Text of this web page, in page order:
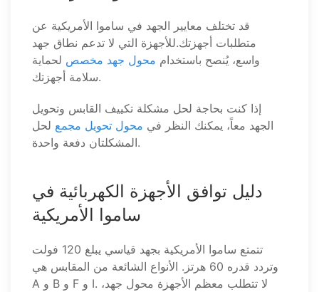
قد تختلف معايير الجهد في ساموا الأمريكية عن
متطلبات أجهزتك.للأجهزة التي لا تدعم نطاق جهد
واسع، يُنصح باستخدام محول جهد مخصص لحماية
سلامة أجهزتك.
إذا كنت بحاجة لحل مشكلة تكييف القابس وتحويل
الجهد معاً، يمكنك النظر في محول تحويل مجمع لحل
المشكلتان دفعة واحدة.
دليل توافق الأجهزة الكهربائية في
ساموا الأمريكية
تتمتع ساموا الأمريكية بجهد قياسي يبلغ 120 فولت
وتردد قدره 60 هرتز. الأنواع الشائعة من المقابس هي
A و B و F و I. لا تتطلب معظم الأجهزة محول جهد،